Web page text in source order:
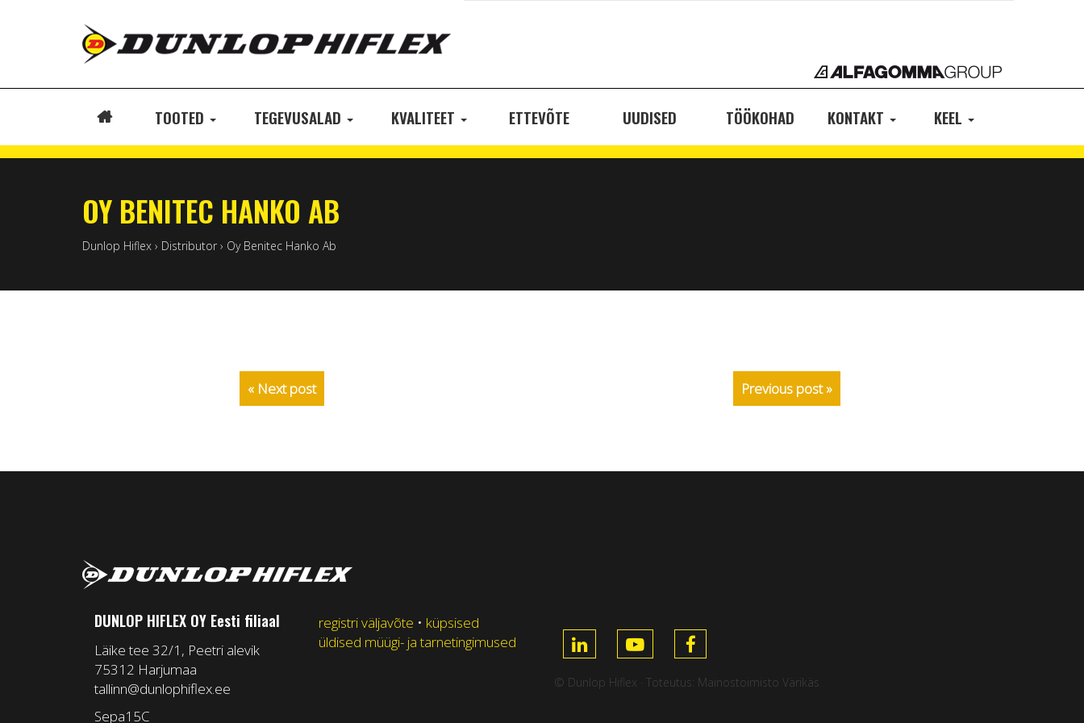
TOOTED TEGEVUSALAD KVALITEET ETTEVÕTE UUDISED TÖÖKOHAD KONTAKT KEEL
OY BENITEC HANKO AB
Dunlop Hiflex › Distributor › Oy Benitec Hanko Ab
Previous post »
« Next post
DUNLOP HIFLEX OY Eesti filiaal
Läike tee 32/1, Peetri alevik
75312 Harjumaa
tallinn@dunlophiflex.ee
Sepa15C
registri väljavõte • küpsised
üldised müügi- ja tarnetingimused
© Dunlop Hiflex · Toteutus: Mainostoimisto Värikäs